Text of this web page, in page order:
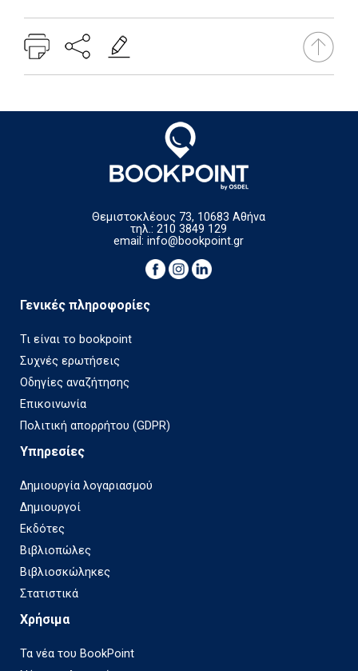
Θεμιστοκλέους 73, 10683 Αθήνα
τηλ.: 210 3849 129
email:info@bookpoint.gr
Γενικές πληροφορίες
Τι είναι το bookpoint
Συχνές ερωτήσεις
Οδηγίες αναζήτησης
Επικοινωνία
Πολιτική απορρήτου (GDPR)
Υπηρεσίες
Δημιουργία λογαριασμού
Δημιουργοί
Εκδότες
Βιβλιοπώλες
Βιβλιοσκώληκες
Στατιστικά
Χρήσιμα
Τα νέα του BookPoint